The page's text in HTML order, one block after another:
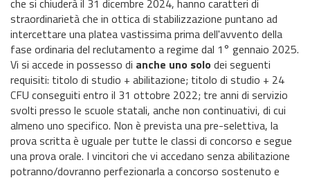
straordinarietà che in ottica di stabilizzazione puntano ad
intercettare una platea vastissima prima dell'avvento della
fase ordinaria del reclutamento a regime dal 1° gennaio 2025.
Vi si accede in possesso di anche uno solo dei seguenti
requisiti: titolo di studio + abilitazione; titolo di studio + 24
CFU conseguiti entro il 31 ottobre 2022; tre anni di servizio
svolti presso le scuole statali, anche non continuativi, di cui
almeno uno specifico. Non è prevista una pre-selettiva, la
prova scritta è uguale per tutte le classi di concorso e segue
una prova orale. I vincitori che vi accedano senza abilitazione
potranno/dovranno perfezionarla a concorso sostenuto e